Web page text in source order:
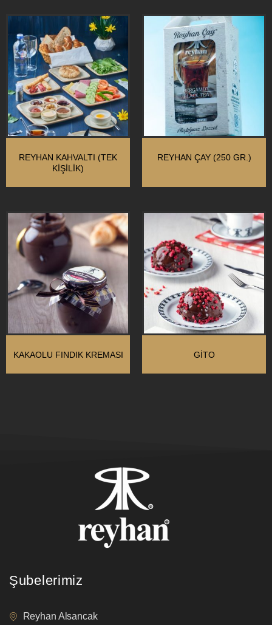
REYHAN KAHVALTI (TEK
KIŞILIK)
REYHAN ÇAY (250 GR.)
KAKAOLU FINDIK KREMASI GITO
Şubelerimiz
Reyhan Alsancak